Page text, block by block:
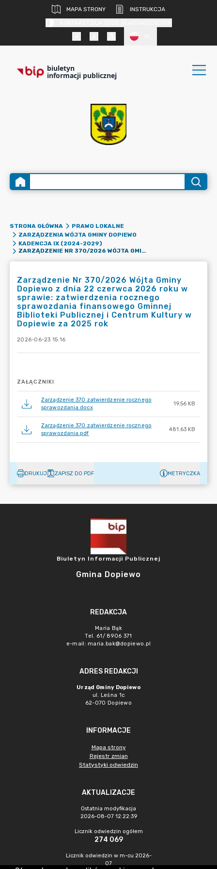
MAPA STRONY
INSTRUKCJA
biuletyn
informacji publicznej
STRONA GŁÓWNA
PRAWO LOKALNE
ZARZĄDZENIA WÓJTA GMINY DOPIEWO
KADENCJA IX (2024-2029)
ZARZĄDZENIE NR 370/2026 WÓJTA GMINY DOPIEWO Z DNIA 22 CZERWCA 2026 ROKU W SPRAWIE: ZATWIERDZENIA ROCZNEGO SPRAWOZDANIA FINANSOWEGO GMINNEJ BIBLIOTEKI PUBLICZNEJ I CENTRUM KULTURY W DOPIEWIE ZA 2025 ROK
Zarządzenie Nr 370/2026 Wójta Gminy
Dopiewo z dnia 22 czerwca 2026 roku w
sprawie: zatwierdzenia rocznego
sprawozdania finansowego Gminnej
Biblioteki Publicznej i Centrum Kultury w
Dopiewie za 2025 rok
2026-06-23 15:16
ZAŁĄCZNIKI
Zarządzenie 370 zatwierdzenie rocznego
sprawozdania.docx
19.56 KB
Zarządzenie 370 zatwierdzenie rocznego
sprawozdania.pdf
481.63 KB
DRUKUJ ZAPISZ DO PDF METRYCZKA
Biuletyn Informacji Publicznej
Gmina Dopiewo
REDAKCJA
Maria Bąk
Tel. 61/ 8906 371
e-mail: maria.bak@dopiewo.pl
ADRES REDAKCJI
Urząd Gminy Dopiewo
ul. Leśna 1c
62-070 Dopiewo
INFORMACJE
Mapa strony
Rejestr zmian
Statystyki odwiedzin
AKTUALIZACJE
Ostatnia modyfikacja
2026-08-07 12:22:39
Licznik odwiedzin ogółem
274 069
Licznik odwiedzin w m-cu 2026-
07